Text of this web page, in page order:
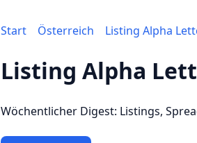
Start Österreich Listing Alpha
Listing Alpha
Wöchentlicher Digest: Listings,